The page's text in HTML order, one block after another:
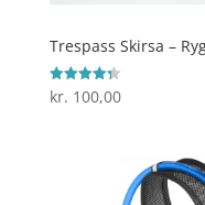
Trespass Skirsa –
Vurderet
4.3
kr. 100,00